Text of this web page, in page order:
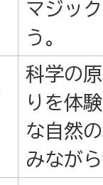
マジッ
う。
科学の
りを体
な自然
みなが